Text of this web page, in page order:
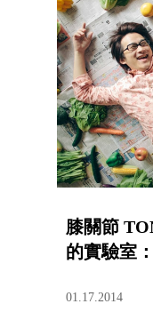
膝關節
的實驗室
01.17.2014